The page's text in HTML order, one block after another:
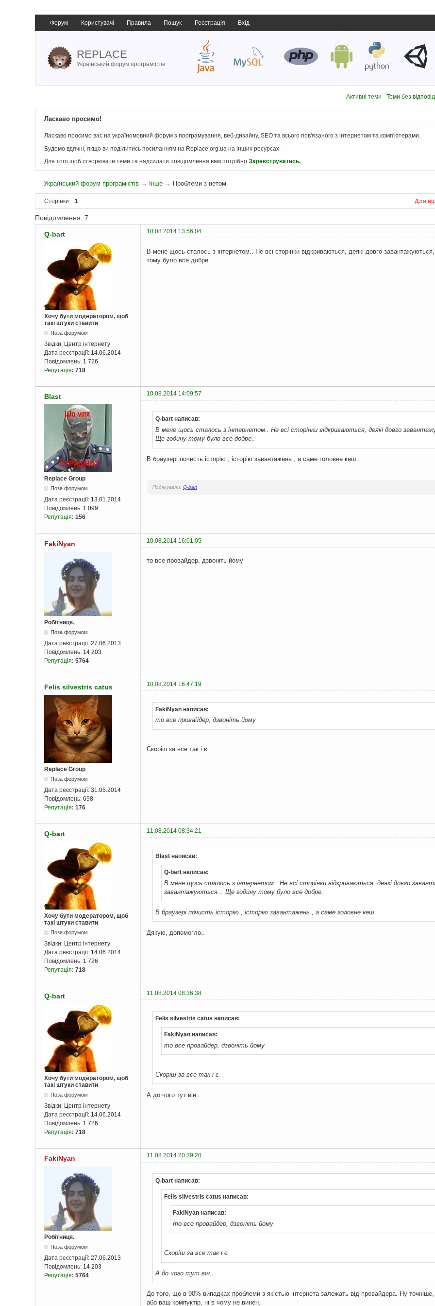
Форум Користувачі Правила Пошук Реєстрація Вхід
REPLACE
Український форум програмістів
Активні теми Теми без
Ласкаво просимо!
Ласкаво просимо вас на україномовний форум з програмування, веб-дизайну, SEO та всього пов'язаного з інтернетом та комп'ютерами.
Будемо вдячні, якщо ви поділитись посиланням на Replace.org.ua на інших ресурсах.
Для того щоб створювати теми та надсилати повідомлення вам потрібно Зареєструватись.
Український форум програмістів → Інше → Проблеми з нетом
Сторінки 1 Для
Повідомлення: 7
Q-bart 10.08.2014 13:56:04
Хочу бути модератором, щоб
такі штуки ставити
Поза форумом
Звідки: Центр інтернету
Дата реєстрації: 14.06.2014
Повідомлень: 1 726
Репутація: 718
В мене щось сталось з інтернетом.. Не всі сторінки відкриваються, деякі довго
тому було все добре..
Blast 10.08.2014 14:09:57
Replace Group
Поза форумом
Дата реєстрації: 13.01.2014
Повідомлень: 1 099
Репутація: 156
Q-bart написав:
В мене щось сталось з інтернетом.. Не всі сторінки відкриваються, деякі довго
Ще годину тому було все добре..
В браузері почисть історію , історію завантажень , а саме головне кеш .
Подякували: Q-bart
FakiNyan 10.08.2014 16:01:05
Робітниця.
Поза форумом
Дата реєстрації: 27.06.2013
Повідомлень: 14 203
Репутація: 5764
то все провайдер, дзвоніть йому
Felis silvestris catus 10.08.2014 16:47:19
Replace Group
Поза форумом
Дата реєстрації: 31.05.2014
Повідомлень: 698
Репутація: 176
FakiNyan написав:
то все провайдер, дзвоніть йому
Скоріш за все так і є.
Q-bart 11.08.2014 08:34:21
Хочу бути модератором, щоб
такі штуки ставити
Поза форумом
Звідки: Центр інтернету
Дата реєстрації: 14.06.2014
Повідомлень: 1 726
Репутація: 718
Blast написав:
Q-bart написав:
В мене щось сталось з інтернетом.. Не всі сторінки відкриваються, деякі довго
завантажуються... Ще годину тому було все добре..
В браузері почисть історію , історію завантажень , а саме головне кеш .
Дякую, допомогло..
Q-bart 11.08.2014 08:36:38
Хочу бути модератором, щоб
такі штуки ставити
Поза форумом
Звідки: Центр інтернету
Дата реєстрації: 14.06.2014
Повідомлень: 1 726
Репутація: 718
Felis silvestris catus написав:
FakiNyan написав:
то все провайдер, дзвоніть йому
Скоріш за все так і є.
А до чого тут він..
FakiNyan 11.08.2014 20:39:20
Робітниця.
Поза форумом
Дата реєстрації: 27.06.2013
Повідомлень: 14 203
Репутація: 5764
Q-bart написав:
Felis silvestris catus написав:
FakiNyan написав:
то все провайдер, дзвоніть йому
Скоріш за все так і є.
А до чого тут він..
До того, що в 90% випадках проблеми з якістью інтернета залежать від провайдера. Ну
або ваш компуктір, ні в чому не винен.